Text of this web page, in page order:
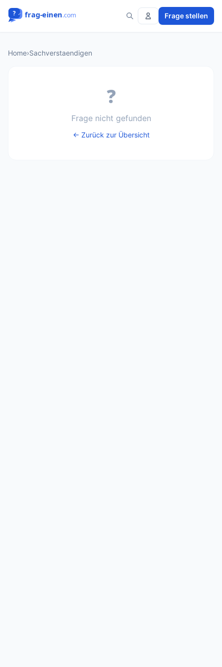
Frage stellen
Home›Sachverstaendigen
❓
Frage nicht gefunden
← Zurück zur Übersicht